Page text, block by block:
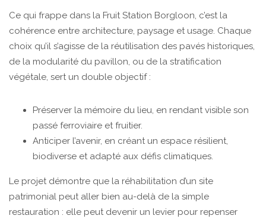
Ce qui frappe dans la Fruit Station Borgloon, c’est la
cohérence entre architecture, paysage et usage. Chaque
choix qu’il s’agisse de la réutilisation des pavés historiques,
de la modularité du pavillon, ou de la stratification
végétale, sert un double objectif :
Préserver la mémoire du lieu, en rendant visible son
passé ferroviaire et fruitier.
Anticiper l’avenir, en créant un espace résilient,
biodiverse et adapté aux défis climatiques.
Le projet démontre que la réhabilitation d’un site
patrimonial peut aller bien au-delà de la simple
restauration : elle peut devenir un levier pour repenser